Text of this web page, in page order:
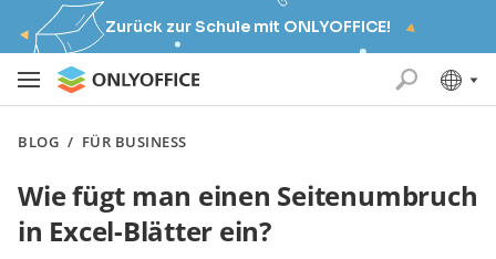
Zurück zur Schule mit ONLYOFFICE!
BLOG / FÜR BUSINESS
Wie fügt man einen Seitenumbruch
in Excel-Blätter ein?